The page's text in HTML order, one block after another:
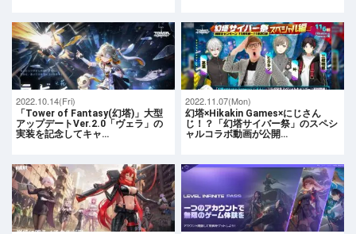
2022.10.14(Fri)
「Tower of Fantasy(幻塔)」大型
アップデートVer.2.0「ヴェラ」の
実装を記念してキャ…
2022.11.07(Mon)
幻塔×Hikakin Games×にじさん
じ！？「幻塔サイバー祭」のスペシ
ャルコラボ動画が公開…